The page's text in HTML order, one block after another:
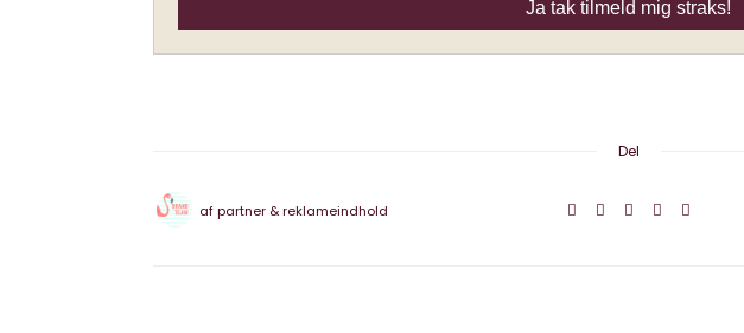
Del
afpartner & reklameindhold